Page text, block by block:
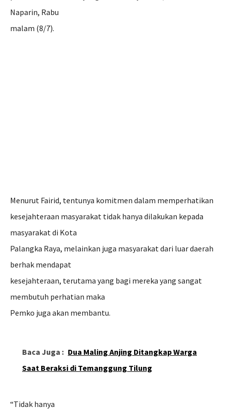
Naparin, Rabu
malam (8/7).
Menurut Fairid, tentunya komitmen dalam memperhatikan
kesejahteraan masyarakat tidak hanya dilakukan kepada
masyarakat di Kota
Palangka Raya, melainkan juga masyarakat dari luar daerah
berhak mendapat
kesejahteraan, terutama yang bagi mereka yang sangat
membutuh perhatian maka
Pemko juga akan membantu.
Baca Juga : Dua Maling Anjing Ditangkap Warga
Saat Beraksi di Temanggung Tilung
“Tidak hanya